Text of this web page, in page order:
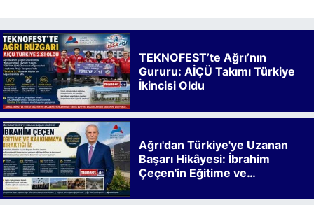
TEKNOFEST’te Ağrı’nın
Gururu: AİÇÜ Takımı Türkiye
İkincisi Oldu
Ağrı'dan Türkiye'ye Uzanan
Başarı Hikâyesi: İbrahim
Çeçen'in Eğitime ve